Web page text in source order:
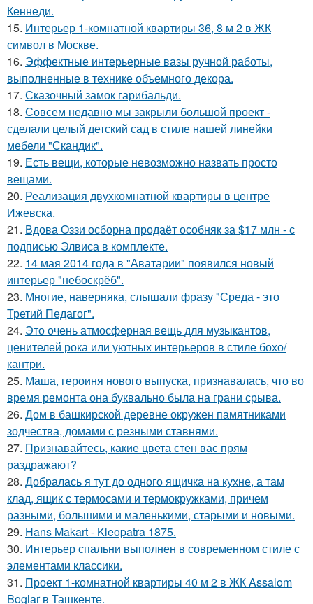
Кеннеди.
15. Интерьер 1-комнатной квартиры 36, 8 м 2 в ЖК
символ в Москве.
16. Эффектные интерьерные вазы ручной работы,
выполненные в технике объемного декора.
17. Сказочный замок гарибальди.
18. Совсем недавно мы закрыли большой проект -
сделали целый детский сад в стиле нашей линейки
мебели "Скандик".
19. Есть вещи, которые невозможно назвать просто
вещами.
20. Реализация двухкомнатной квартиры в центре
Ижевска.
21. Вдова Оззи осборна продаёт особняк за $17 млн - с
подписью Элвиса в комплекте.
22. 14 мая 2014 года в "Аватарии" появился новый
интерьер "небоскрёб".
23. Многие, наверняка, слышали фразу "Среда - это
Третий Педагог".
24. Это очень атмосферная вещь для музыкантов,
ценителей рока или уютных интерьеров в стиле бохо/
кантри.
25. Маша, героиня нового выпуска, признавалась, что во
время ремонта она буквально была на грани срыва.
26. Дом в башкирской деревне окружен памятниками
зодчества, домами с резными ставнями.
27. Признавайтесь, какие цвета стен вас прям
раздражают?
28. Добралась я тут до одного ящичка на кухне, а там
клад, ящик с термосами и термокружками, причем
разными, большими и маленькими, старыми и новыми.
29. Hans Makart - Kleopatra 1875.
30. Интерьер спальни выполнен в современном стиле с
элементами классики.
31. Проект 1-комнатной квартиры 40 м 2 в ЖК Assalom
Boglar в Ташкенте.